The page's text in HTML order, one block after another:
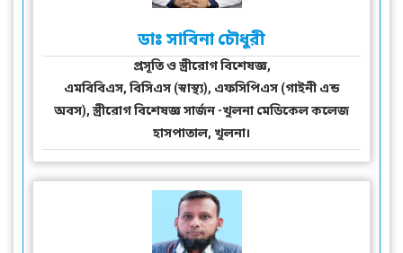
ডাঃ সাবিনা চৌধুরী
প্রসূতি ও স্ত্রীরোগ বিশেষজ্ঞ,
এমবিবিএস, বিসিএস (স্বাস্থ্য), এফসিপিএস (গাইনী এন্ড
অবস), স্ত্রীরোগ বিশেষজ্ঞ সার্জন -খুলনা মেডিকেল কলেজ
হাসপাতাল, খুলনা।